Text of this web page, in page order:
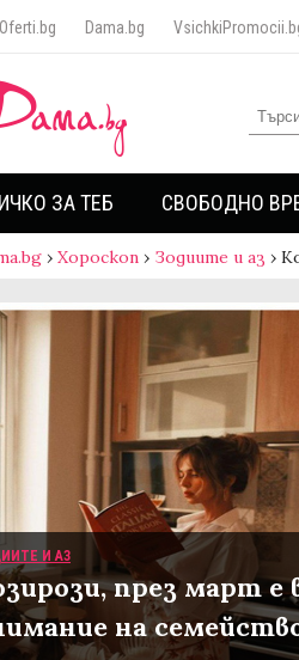
Dama.bg
ЗА ТЕБ СВОБОДНО
› Хороскоп › Зодиите и аз ›
И АЗ
през март е
на